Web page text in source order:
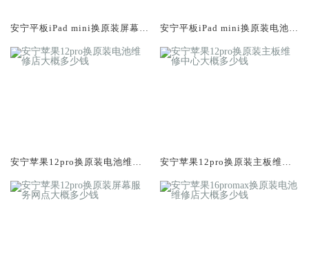
安宁平板iPad mini换原装屏幕服
安宁平板iPad mini换原装电池维
安宁苹果12pro换原装电池维修
安宁苹果12pro换原装主板维修